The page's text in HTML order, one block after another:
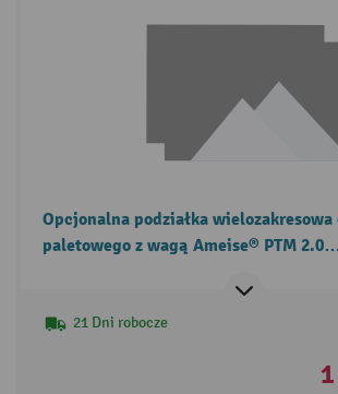
Opcjonalna podziałka wielozakresowa
paletowego z wagą Ameise® PTM 2.0
21 Dni robocze